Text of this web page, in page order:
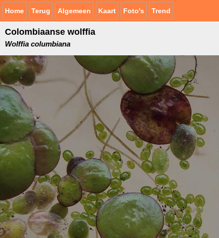
Home Terug Algemeen Kaart Foto's Trend
Colombiaanse wolffia
Wolffia columbiana